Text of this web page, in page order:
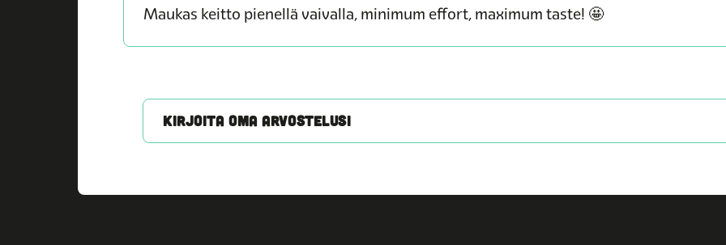
Maukas keitto pienellä vaivalla, minimum effort, maximum taste! 🤩
KIRJOITA OMA ARVOSTELUSI